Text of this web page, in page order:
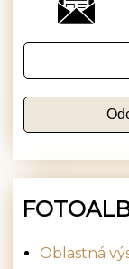
Oblastná